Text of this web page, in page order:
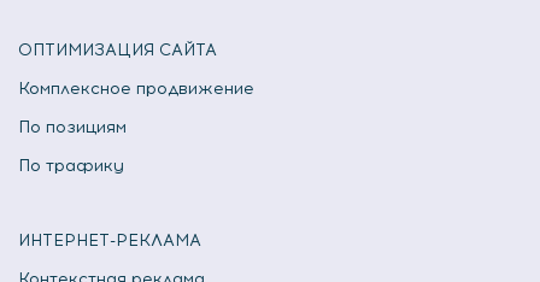
ОПТИМИЗАЦИЯ САЙТА
Комплексное продвижение
По позициям
По трафику
ИНТЕРНЕТ-РЕКЛАМА